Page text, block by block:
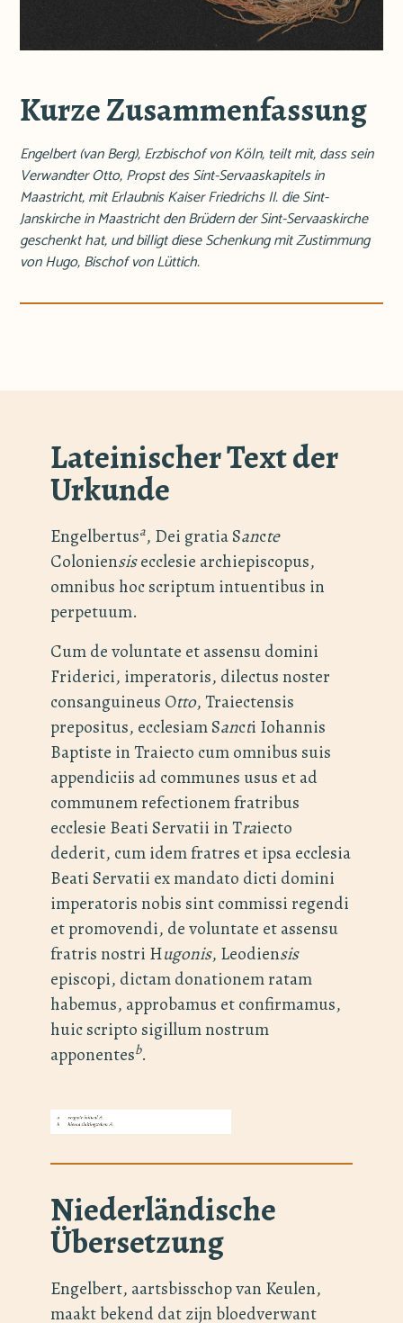
Kurze Zusammenfassung
Engelbert (van Berg), Erzbischof von Köln, teilt mit, dass sein
Verwandter Otto, Propst des Sint-Servaaskapitels in
Maastricht, mit Erlaubnis Kaiser Friedrichs II. die Sint-
Janskirche in Maastricht den Brüdern der Sint-Servaaskirche
geschenkt hat, und billigt diese Schenkung mit Zustimmung
von Hugo, Bischof von Lüttich.
Lateinischer Text der
Urkunde
Engelbertusa, Dei gratia Sancte
Coloniensisecclesie archiepiscopus,
omnibus hoc scriptum intuentibus in
perpetuum.
Cum de voluntate et assensu domini
Friderici, imperatoris, dilectus noster
consanguineus Otto, Traiectensis
prepositus, ecclesiam Sancti Iohannis
Baptiste in Traiecto cum omnibus suis
appendiciis ad communes usus et ad
communem refectionem fratribus
ecclesie Beati Servatii in Traiecto
dederit, cum idem fratres et ipsa ecclesia
Beati Servatii ex mandato dicti domini
imperatoris nobis sint commissi regendi
et promovendi, de voluntate et assensu
fratris nostri Hugonis, Leodiensis
episcopi, dictam donationem ratam
habemus, approbamus et confirmamus,
huic scripto sigillum nostrum
apponentesb.
Niederländische
Übersetzung
Engelbert, aartsbisschop van Keulen,
maakt bekend dat zijn bloedverwant